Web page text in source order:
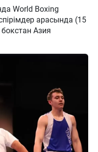
World Boxing
арасында (15
Азия